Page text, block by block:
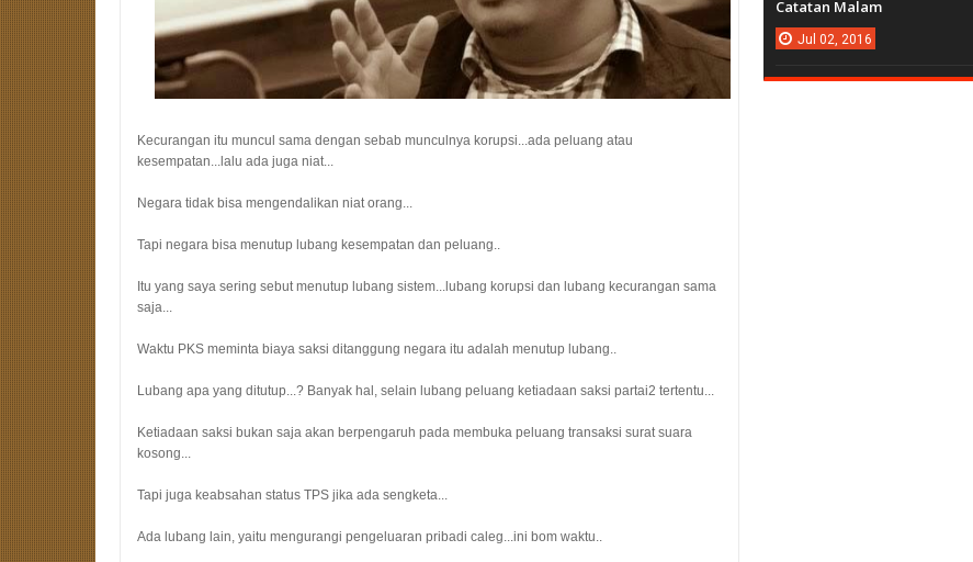
Kecurangan itu muncul sama dengan sebab munculnya korupsi...ada peluang atau
kesempatan...lalu ada juga niat...
Negara tidak bisa mengendalikan niat orang...
Tapi negara bisa menutup lubang kesempatan dan peluang..
Itu yang saya sering sebut menutup lubang sistem...lubang korupsi dan lubang kecurangan sama
saja...
Waktu PKS meminta biaya saksi ditanggung negara itu adalah menutup lubang..
Lubang apa yang ditutup...? Banyak hal, selain lubang peluang ketiadaan saksi partai2 tertentu...
Ketiadaan saksi bukan saja akan berpengaruh pada membuka peluang transaksi surat suara
kosong...
Tapi juga keabsahan status TPS jika ada sengketa...
Ada lubang lain, yaitu mengurangi pengeluaran pribadi caleg...ini bom waktu..
Catatan Malam
Jul 02, 2016